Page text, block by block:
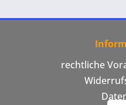
rechtliche